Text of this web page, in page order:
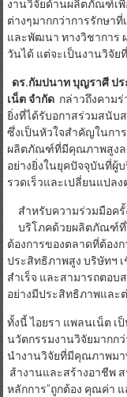
งานวิจัยด้านผลิตภัณฑ์เพื่
ต่างๆมากกว่าการรักษา
และพัฒนา ทางวิชาการ
วันได้ แต่จะเป็นงานวิจัย
ดร.กัมปนาท บุญราศี ปร
เน็ต จำกัด กล่าวถึงคาม
ยิ่งที่ได้รับอกาสร่วมสนั
ซึ่งเป็นหัวใจสำคัญในก
ผลิตภัณฑ์ที่มีคุณภาพสูงล
อย่างยิ่งในยุคปัจจุบันที่ผู้
รวดเร็วและเปลี่ยนแปลง
สำหรับความร่วมมือค
บริโภคด้วยผลิตภัณฑ์ที่
ต้องการของตลาดที่ต้อ
ประสิทธิภาพสูง บริษัทฯ
สำเร็จ และสามารถตอ
อย่างมีประสิทธิภาพและ
ทั้งนี้ ไอยรา แพลนเน็ต
นวัตกรรมงานวิจัยมากก
นำงานวิจัยที่มีคุณภาพม
ส้างานและสร้างอาชีพ
หลักการ”ถูกต้อง คุณค่า แ